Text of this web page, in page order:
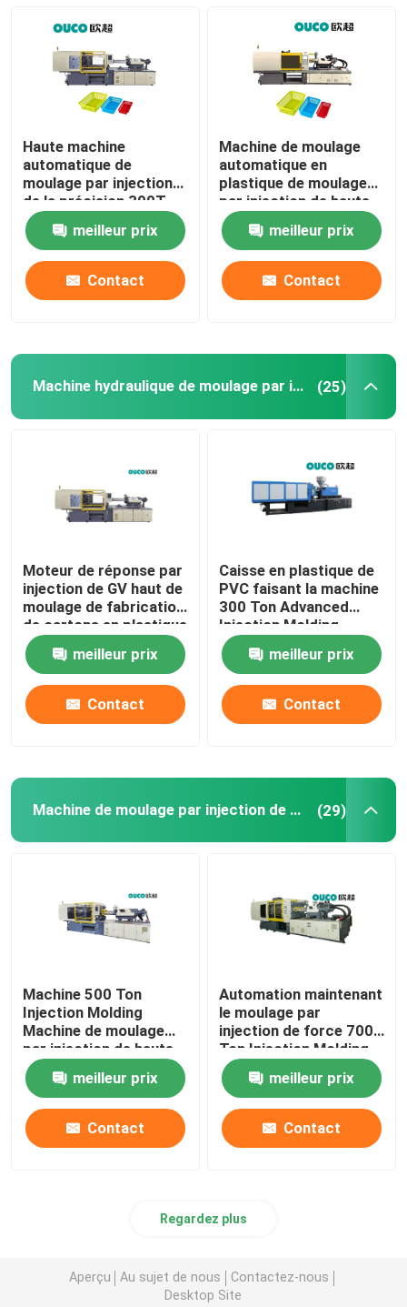
Haute machine
automatique de
moulage par injection
de la précision 300T
avec le guide linéaire
meilleur prix
Contact
Machine de moulage
automatique en
plastique de moulage
par injection de haute
précision de PVC
meilleur prix
Contact
Machine hydraulique de moulage par injection (25)
Moteur de réponse par
injection de GV haut de
moulage de fabrication
de cartons en plastique
hydraulique de machine
meilleur prix
Contact
Caisse en plastique de
PVC faisant la machine
300 Ton Advanced
Injection Molding
meilleur prix
Contact
Machine de moulage par injection de haute précision (29)
Machine 500 Ton
Injection Molding
Machine de moulage
par injection de haute
précision de la CE
meilleur prix
Contact
Automation maintenant
le moulage par
injection de force 700
Ton Injection Molding
Machine
meilleur prix
Contact
Regardez plus
Aperçu Au sujet de nous
Contactez-nous
Desktop Site